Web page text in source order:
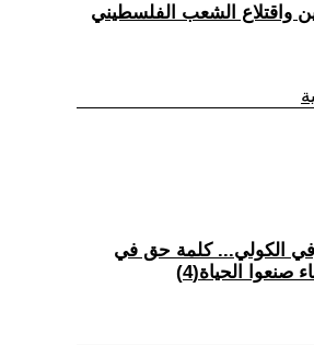
واقتلاع الشعب الفلسطيني
الكولي... كلمة حق في
صنعوا الحياة(4)